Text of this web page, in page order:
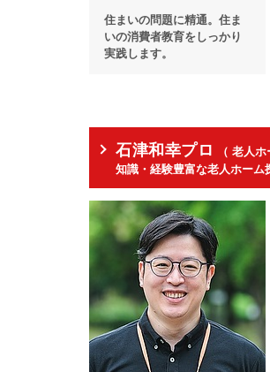
住まいの問題に精通。住ま
いの消費者教育をしっかり
実践します。
石津和幸プロ
（ 老人
知識・経験豊富な老人ホーム